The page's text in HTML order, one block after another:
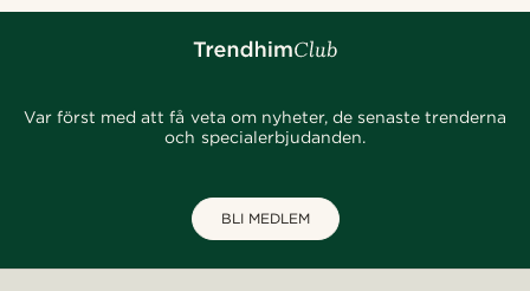
Var först med att få veta om nyheter, de senaste trenderna
och specialerbjudanden.
BLI MEDLEM